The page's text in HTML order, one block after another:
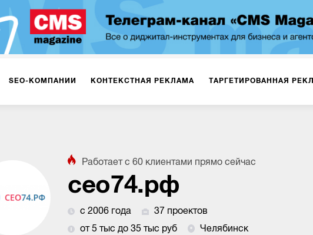
SEO-КОМПАНИИ КОНТЕКСТНАЯ РЕКЛАМА ТАРГЕТИРОВАННАЯ
РАБОТА С МАРКЕТПЛЕЙСАМИ
Работает с60 клиентами прямо сейчас
сео74.рф
с 2006 года
37 проектов
от 5 тыс до 35 тыс руб
Челябинск